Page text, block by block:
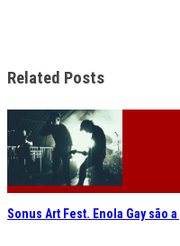
Related Posts
Sonus Art Fest. Enola Gay são